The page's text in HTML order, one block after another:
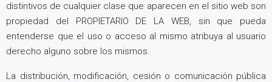
distintivos de cualquier clase que aparecen en el sitio web son
propiedad del PROPIETARIO DE LA WEB, sin que pueda
entenderse que el uso o acceso al mismo atribuya al usuario
derecho alguno sobre los mismos.
La distribución, modificación, cesión o comunicación pública